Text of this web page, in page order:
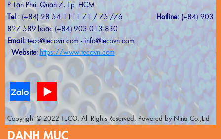
P.Tân Phú, Quận 7, Tp. HCM
Tel : (+84) 28 54 1111 71 / 75 /76 Hotline: (+84) 903
827 589 hoặc (+84) 903 013 830
Email: teco@tecovn.com - info@tecovn.com
Website: https://www.tecovn.com
Copyright © 2022 TECO. All Rights Reserved. Powered by Nina Co.,Ltd
DANH MỤC